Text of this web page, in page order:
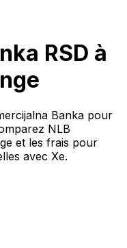
RSD à
Banka pour
NLB
et les frais pour
avec Xe.